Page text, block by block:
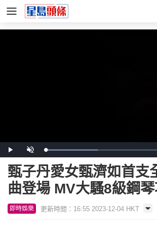
Play Unmute Loaded:
45.99%
甄子丹愛女甄濟如首支
曲登場 MV大騷8級鋼
即時娛樂 更新時間：16:55 2023-12-04 HKT